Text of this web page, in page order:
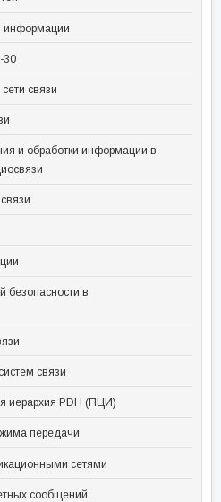
информации
30
связи
и обработки информации в
в
связи
иерархия PDH (ПЦИ)
передачи
сетями
сообщений